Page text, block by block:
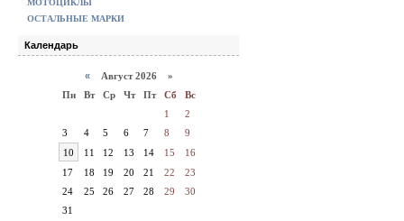
МОТОЦИКЛЫ
ОСТАЛЬНЫЕ МАРКИ
Календарь
« Август 2026 »
Пн
Вт Ср Чт Пт Сб
Вс
1
2
3
4 5 6 7 8
9
10
11 12 13 14 15
16
17
18 19 20 21 22
23
24
25 26 27 28 29
30
31